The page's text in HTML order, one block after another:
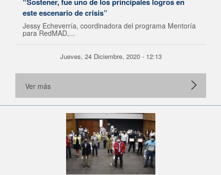
este escenario de crisis”
Jessy Echeverría, coordinadora del programa Mentoría
para RedMAD,...
Jueves, 24 Diciembre, 2020 - 12:13
Ver más